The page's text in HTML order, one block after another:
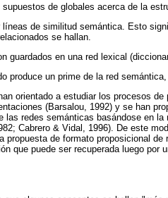
de globales acerca de la
de similitud semántica. Esto
se hallan.
guardados en una red lexical
produce un prime de la red
orientado a estudiar los procesos
(Barsalou, 1992) y se han
las redes semánticas basándose en
Cabrero & Vidal, 1996). De este
de formato proposicional de
que puede ser recuperada luego por